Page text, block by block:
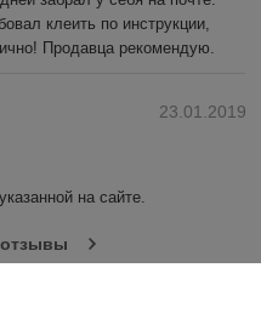
клеить по инструкции,
Продавца рекомендую.
23.01.2019
на сайте.
отзывы